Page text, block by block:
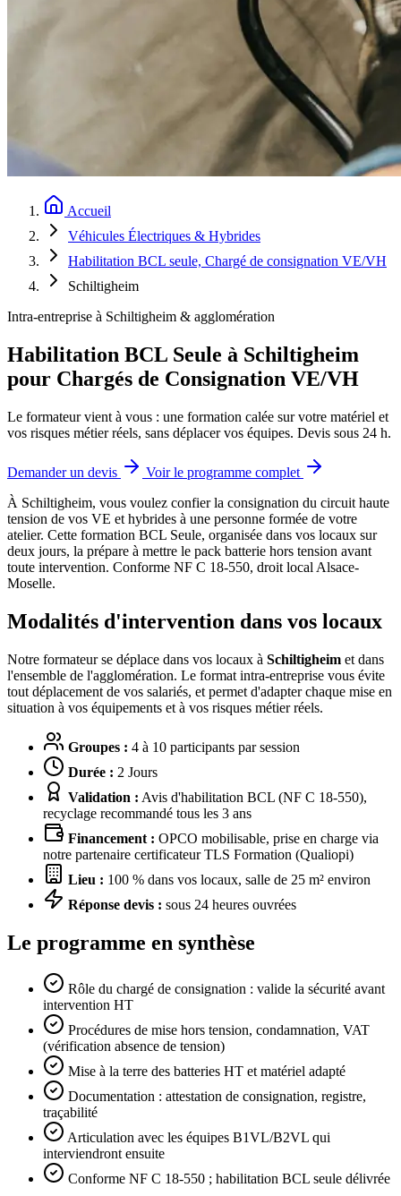
Accueil
Véhicules Électriques & Hybrides
Habilitation BCL seule, Chargé de consignation VE/VH
Schiltigheim
Intra-entreprise à Schiltigheim & agglomération
Habilitation BCL Seule à Schiltigheim
pour Chargés de Consignation VE/VH
Le formateur vient à vous : une formation calée sur votre matériel et
vos risques métier réels, sans déplacer vos équipes. Devis sous 24 h.
Demander un devis
Voir le programme complet
À Schiltigheim, vous voulez confier la consignation du circuit haute
tension de vos VE et hybrides à une personne formée de votre
atelier. Cette formation BCL Seule, organisée dans vos locaux sur
deux jours, la prépare à mettre le pack batterie hors tension avant
toute intervention. Conforme NF C 18-550, droit local Alsace-
Moselle.
Modalités d'intervention dans vos locaux
Notre formateur se déplace dans vos locaux à Schiltigheim et dans
l'ensemble de l'agglomération. Le format intra-entreprise vous évite
tout déplacement de vos salariés, et permet d'adapter chaque mise en
situation à vos équipements et à vos risques métier réels.
Groupes : 4 à 10 participants par session
Durée : 2 Jours
Validation : Avis d'habilitation BCL (NF C 18-550),
recyclage recommandé tous les 3 ans
Financement : OPCO mobilisable, prise en charge via
notre partenaire certificateur TLS Formation (Qualiopi)
Lieu : 100 % dans vos locaux, salle de 25 m² environ
Réponse devis : sous 24 heures ouvrées
Le programme en synthèse
Rôle du chargé de consignation : valide la sécurité avant
intervention HT
Procédures de mise hors tension, condamnation, VAT
(vérification absence de tension)
Mise à la terre des batteries HT et matériel adapté
Documentation : attestation de consignation, registre,
traçabilité
Articulation avec les équipes B1VL/B2VL qui
interviendront ensuite
Conforme NF C 18-550 ; habilitation BCL seule délivrée